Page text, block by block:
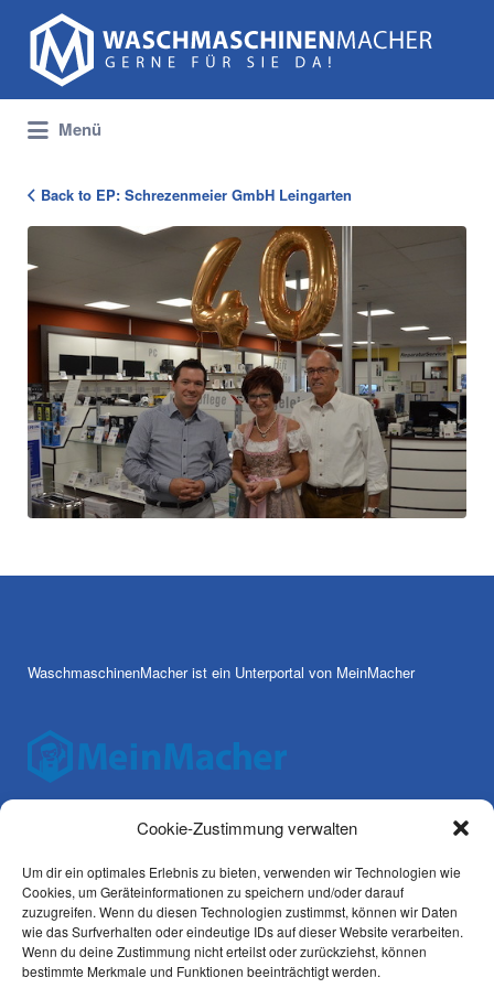
Cookie-Zustimmung verwalten
Um dir ein optimales Erlebnis zu bieten, verwenden wir Technologien wie
Cookies, um Geräteinformationen zu speichern und/oder darauf
zuzugreifen. Wenn du diesen Technologien zustimmst, können wir Daten
wie das Surfverhalten oder eindeutige IDs auf dieser Website verarbeiten.
Wenn du deine Zustimmung nicht erteilst oder zurückziehst, können
bestimmte Merkmale und Funktionen beeinträchtigt werden.
Suchen
nach:
Menü
Back to EP: Schrezenmeier GmbH Leingarten
WaschmaschinenMacher ist ein Unterportal von MeinMacher
AGBs
Datenschutz